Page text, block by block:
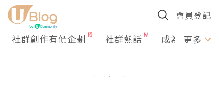
會員登記
社群創作有價企劃 社群熱話 成為U更多